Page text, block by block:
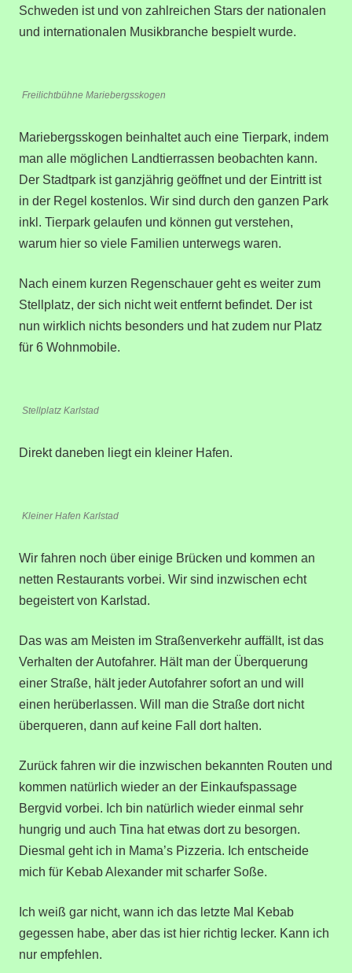
Schweden ist und von zahlreichen Stars der nationalen
und internationalen Musikbranche bespielt wurde.
Freilichtbühne Mariebergsskogen
Mariebergsskogen beinhaltet auch eine Tierpark, indem
man alle möglichen Landtierrassen beobachten kann.
Der Stadtpark ist ganzjährig geöffnet und der Eintritt ist
in der Regel kostenlos. Wir sind durch den ganzen Park
inkl. Tierpark gelaufen und können gut verstehen,
warum hier so viele Familien unterwegs waren.
Nach einem kurzen Regenschauer geht es weiter zum
Stellplatz, der sich nicht weit entfernt befindet. Der ist
nun wirklich nichts besonders und hat zudem nur Platz
für 6 Wohnmobile.
Stellplatz Karlstad
Direkt daneben liegt ein kleiner Hafen.
Kleiner Hafen Karlstad
Wir fahren noch über einige Brücken und kommen an
netten Restaurants vorbei. Wir sind inzwischen echt
begeistert von Karlstad.
Das was am Meisten im Straßenverkehr auffällt, ist das
Verhalten der Autofahrer. Hält man der Überquerung
einer Straße, hält jeder Autofahrer sofort an und will
einen herüberlassen. Will man die Straße dort nicht
überqueren, dann auf keine Fall dort halten.
Zurück fahren wir die inzwischen bekannten Routen und
kommen natürlich wieder an der Einkaufspassage
Bergvid vorbei. Ich bin natürlich wieder einmal sehr
hungrig und auch Tina hat etwas dort zu besorgen.
Diesmal geht ich in Mama’s Pizzeria. Ich entscheide
mich für Kebab Alexander mit scharfer Soße.
Ich weiß gar nicht, wann ich das letzte Mal Kebab
gegessen habe, aber das ist hier richtig lecker. Kann ich
nur empfehlen.